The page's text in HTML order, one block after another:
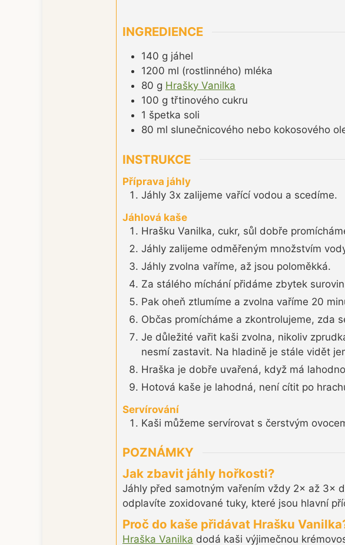
INGREDIENCE
140 g jáhel
1200 ml (rostlinného) mléka
80 g Hrašky Vanilka
100 g třtinového cukru
1 špetka soli
80 ml slunečnicového nebo kokosového
INSTRUKCE
Příprava jáhly
Jáhly 3x zalijeme vařící vodou a scedíme.
Jáhlová kaše
Hrašku Vanilka, cukr, sůl dobře
Jáhly zalijeme odměřeným množstvím
Jáhly zvolna vaříme, až jsou poloměkká.
Za stálého míchání přidáme zbytek
Pak oheň ztlumíme a zvolna vaříme 20
Občas promícháme a zkontrolujeme, zda
Je důležité vařit kaši zvolna, nikoliv
nesmí zastavit. Na hladině je stále vidět
Hraška je dobře uvařená, když má
Hotová kaše je lahodná, není cítit po
Servírování
Kaši můžeme servírovat s čerstvým
POZNÁMKY
Jak zbavit jáhly hořkosti?
Jáhly před samotným vařením vždy 2× až 3×
odplavíte zoxidované tuky, které jsou hlavní
Proč do kaše přidávat Hrašku
Hraška Vanilka dodá kaši výjimečnou